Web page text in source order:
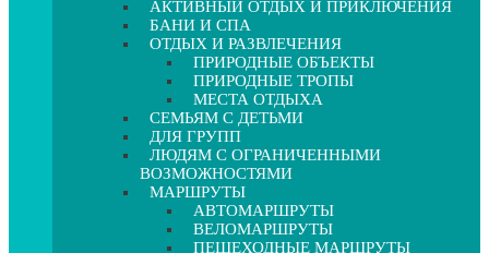
АКТИВНЫЙ ОТДЫХ И ПРИКЛЮЧЕНИЯ
БАНИ И СПА
ОТДЫХ И РАЗВЛЕЧЕНИЯ
ПРИРОДНЫЕ ОБЪЕКТЫ
ПРИРОДНЫЕ ТРОПЫ
МЕСТА ОТДЫХА
СЕМЬЯМ С ДЕТЬМИ
ДЛЯ ГРУПП
ЛЮДЯМ С ОГРАНИЧЕННЫМИ
ВОЗМОЖНОСТЯМИ
МАРШРУТЫ
АВТОМАРШРУТЫ
ВЕЛОМАРШРУТЫ
ПЕШЕХОДНЫЕ МАРШРУТЫ